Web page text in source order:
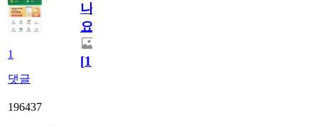
1
댓글
나
요)
[1]
196437